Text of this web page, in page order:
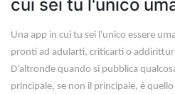
cui sei tu l'unico
Una app in cui tu sei l'unico essere
pronti ad adularti, criticarti o
D’altronde quando si pubblica
principale, se non il principale, è